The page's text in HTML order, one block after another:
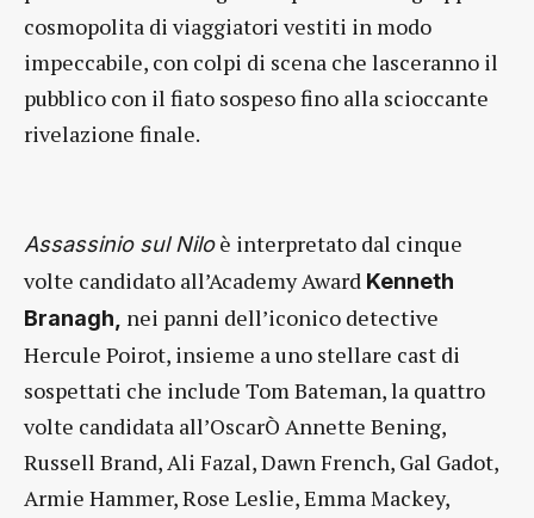
cosmopolita di viaggiatori vestiti in modo
impeccabile, con colpi di scena che lasceranno il
pubblico con il fiato sospeso fino alla scioccante
rivelazione finale.
Assassinio sul Niloè interpretato dal cinque
volte candidato all’Academy Award Kenneth
Branagh, nei panni dell’iconico detective
Hercule Poirot, insieme a uno stellare cast di
sospettati che include Tom Bateman, la quattro
volte candidata all’OscarÒ Annette Bening,
Russell Brand, Ali Fazal, Dawn French, Gal Gadot,
Armie Hammer, Rose Leslie, Emma Mackey,